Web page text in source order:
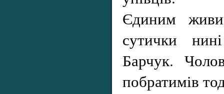
Єдиним
сутички
Барчук.
побратимів